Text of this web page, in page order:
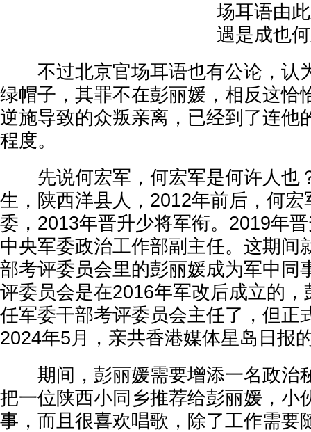
场耳语由
遇是成也
不过北京官场耳语也有公论，认
绿帽子，其罪不在彭丽媛，相反这恰
逆施导致的众叛亲离，已经到了连他
程度。
先说何宏军，何宏军是何许人也
生，陕西洋县人，2012年前后，何宏
委，2013年晋升少将军衔。2019年
中央军委政治工作部副主任。这期间
部考评委员会里的彭丽媛成为军中同
评委员会是在2016年军改后成立的
任军委干部考评委员会主任了，但正
2024年5月，亲共香港媒体星岛日报
期间，彭丽媛需要增添一名政治
把一位陕西小同乡推荐给彭丽媛，小
事，而且很喜欢唱歌，除了工作需要